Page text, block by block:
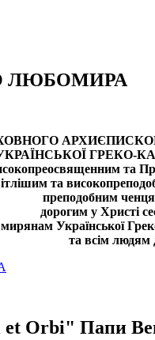
ЛЮБОМИРА
ГРЕКО-
та
та
преподобним
дорогим у Христі
мирянам Української
та всім людям
et Orbi" Папи